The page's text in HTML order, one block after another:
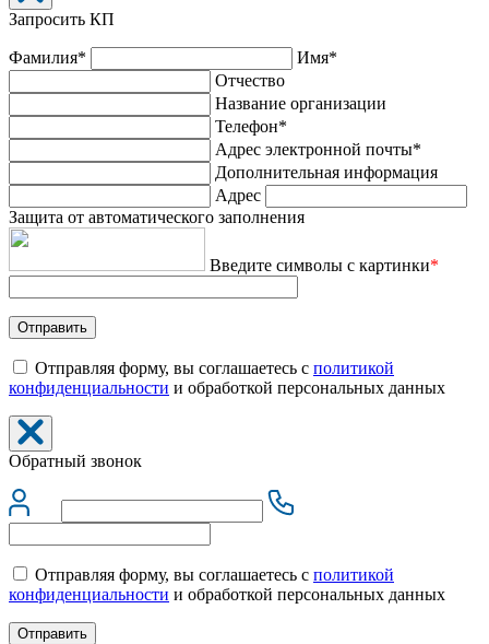
Запросить КП
Фамилия*
Имя*
Отчество
Название организации
Телефон*
Адрес электронной почты*
Дополнительная информация
Адрес
Защита от автоматического заполнения
Введите символы с картинки*
Отправляя форму, вы соглашаетесь с политикой
конфиденциальности и обработкой персональных данных
Обратный звонок
Отправляя форму, вы соглашаетесь с политикой
конфиденциальности и обработкой персональных данных